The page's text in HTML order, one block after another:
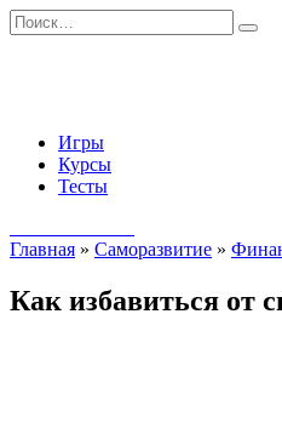
Перейти
к
Search
for:
Игры
Курсы
Тесты
Главная » Саморазвитие »
Как избавиться от